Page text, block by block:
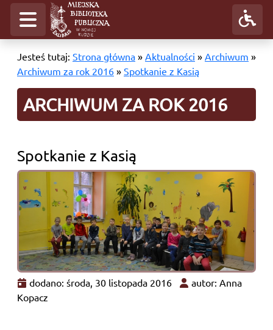
Jesteś tutaj: Strona główna » Aktualności » Archiwum »
Archiwum za rok 2016 » Spotkanie z Kasią
ARCHIWUM ZA ROK 2016
Spotkanie z Kasią
dodano: środa, 30 listopada 2016
autor: Anna
Kopacz